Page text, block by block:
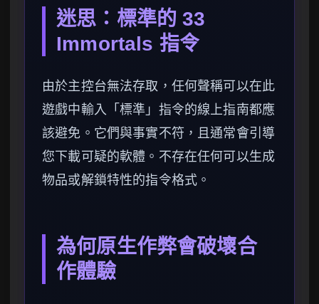
迷思：標準的 33
Immortals 指令
由於主控台無法存取，任何聲稱可以在此
遊戲中輸入「標準」指令的線上指南都應
該避免。它們與事實不符，且通常會引導
您下載可疑的軟體。不存在任何可以生成
物品或解鎖特性的指令格式。
為何原生作弊會破壞合
作體驗